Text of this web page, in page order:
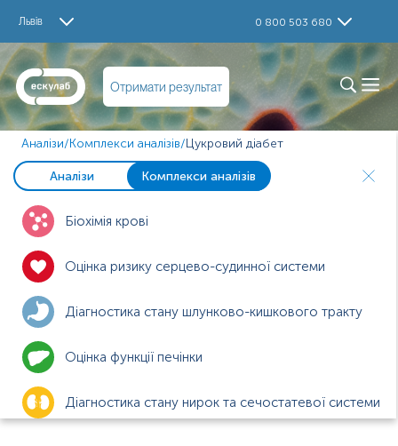
Львів 0 800 503 680
Отримати результат
Аналізи/Комплекси аналізів/Цукровий діабет
Аналізи Комплекси аналізів
Біохімія крові
Оцінка ризику серцево-судинної системи
Діагностика стану шлунково-кишкового тракту
Оцінка функції печінки
Діагностика стану нирок та сечостатевої системи